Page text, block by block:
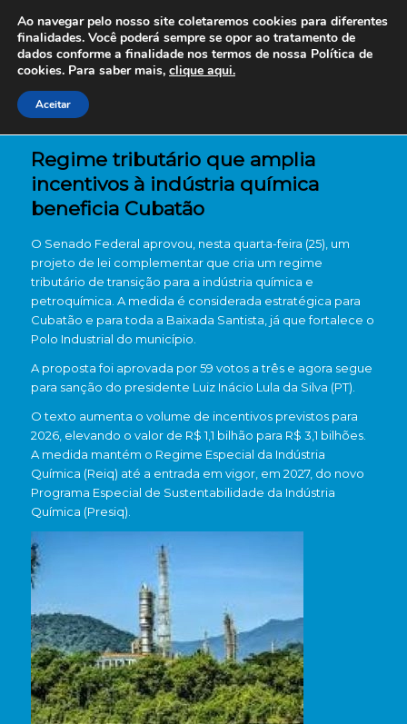
Regime tributário que amplia
incentivos à indústria química
beneficia Cubatão
O Senado Federal aprovou, nesta quarta-feira (25), um
projeto de lei complementar que cria um regime
tributário de transição para a indústria química e
petroquímica. A medida é considerada estratégica para
Cubatão e para toda a Baixada Santista, já que fortalece o
Polo Industrial do município.
A proposta foi aprovada por 59 votos a três e agora segue
para sanção do presidente Luiz Inácio Lula da Silva (PT).
O texto aumenta o volume de incentivos previstos para
2026, elevando o valor de R$ 1,1 bilhão para R$ 3,1 bilhões.
A medida mantém o Regime Especial da Indústria
Química (Reiq) até a entrada em vigor, em 2027, do novo
Programa Especial de Sustentabilidade da Indústria
Química (Presiq).
Ao navegar pelo nosso site coletaremos cookies para diferentes
finalidades. Você poderá sempre se opor ao tratamento de
dados conforme a finalidade nos termos de nossa Política de
cookies. Para saber mais, clique aqui.
Aceitar